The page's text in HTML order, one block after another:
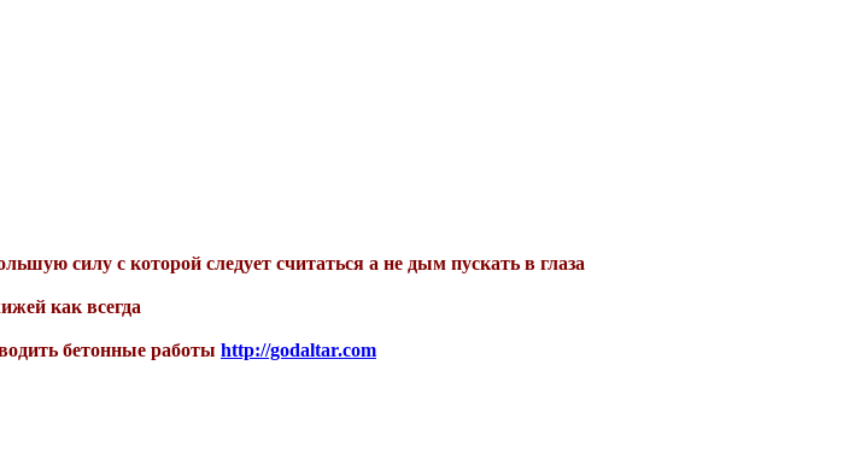
силу с которой следует считаться а не дым пускать в глаза
как всегда
бетонные работы http://godaltar.com